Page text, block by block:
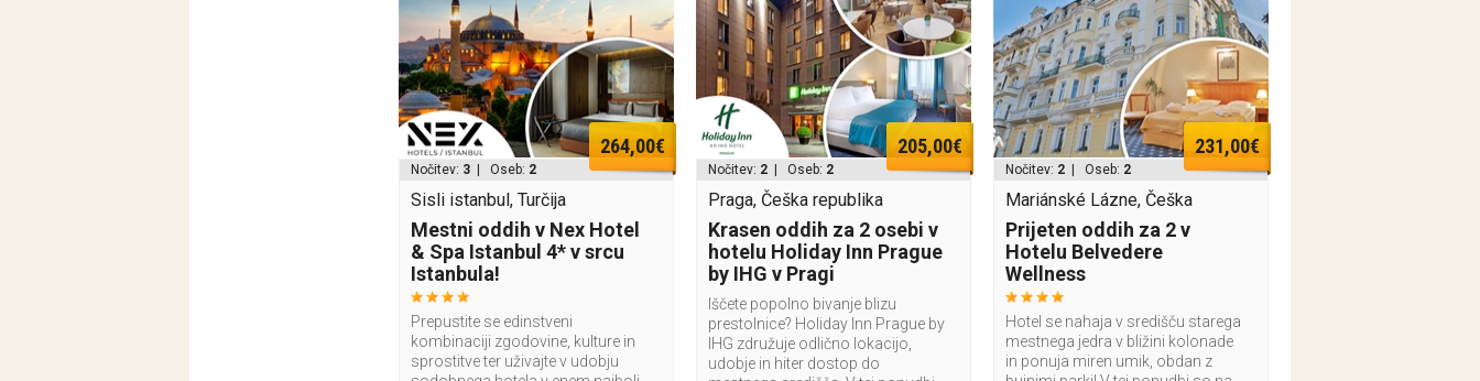
264,00€
Nočitev: 3 | Oseb: 2
Sisli istanbul, Turčija
Mestni oddih v Nex Hotel
& Spa Istanbul 4* v srcu
Istanbula!
Prepustite se edinstveni
kombinaciji zgodovine, kulture in
sprostitve ter uživajte v udobju
205,00€
Nočitev: 2 | Oseb: 2
Praga, Češka republika
Krasen oddih za 2 osebi v
hotelu Holiday Inn Prague
by IHG v Pragi
Iščete popolno bivanje blizu
prestolnice? Holiday Inn Prague by
IHG združuje odlično lokacijo,
udobje in hiter dostop do
231,00€
Nočitev: 2 | Oseb: 2
Mariánské Lázne, Češka
Prijeten oddih za 2 v
Hotelu Belvedere
Wellness
Hotel se nahaja v središču starega
mestnega jedra v bližini kolonade
in ponuja miren umik, obdan z